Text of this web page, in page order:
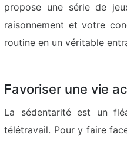
propose une série de
raisonnement et votre
routine en un véritable
Favoriser une vie
La sédentarité est un
télétravail. Pour y faire